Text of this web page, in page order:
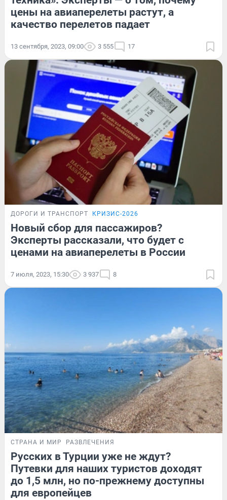
цены на авиаперелеты растут, а
качество перелетов падает
13 сентября, 2023, 09:00 3 555 17
ДОРОГИ И ТРАНСПОРТ КРИЗИС-2026
Новый сбор для пассажиров?
Эксперты рассказали, что будет с
ценами на авиаперелеты в России
7 июля, 2023, 15:30 3 937 8
СТРАНА И МИР РАЗВЛЕЧЕНИЯ
Русских в Турции уже не ждут?
Путевки для наших туристов доходят
до 1,5 млн, но по-прежнему доступны
для европейцев